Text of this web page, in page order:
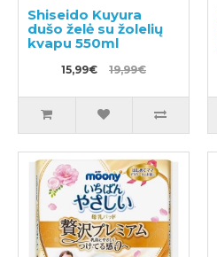
Shiseido Kuyura
dušo želė su žolelių
kvapu 550ml
15,99€ 19,99€